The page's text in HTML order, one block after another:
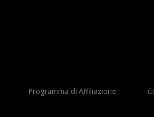
Programma di Affiliazione